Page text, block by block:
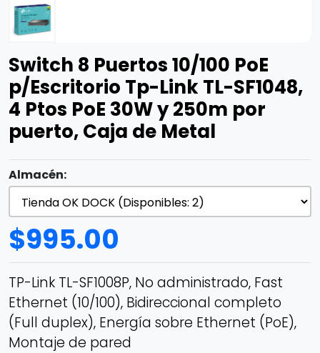
Switch 8 Puertos 10/100 PoE
p/Escritorio Tp-Link TL-SF1048,
4 Ptos PoE 30W y 250m por
puerto, Caja de Metal
Almacén:
$995.00
TP-Link TL-SF1008P, No administrado, Fast
Ethernet (10/100), Bidireccional completo
(Full duplex), Energía sobre Ethernet (PoE),
Montaje de pared